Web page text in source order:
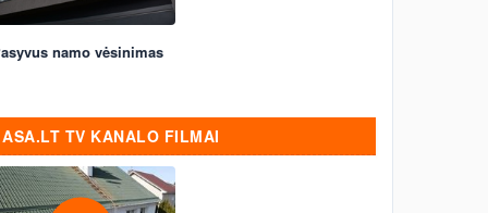
namo vėsinimas
ASA.LT TV KANALO FILMAI